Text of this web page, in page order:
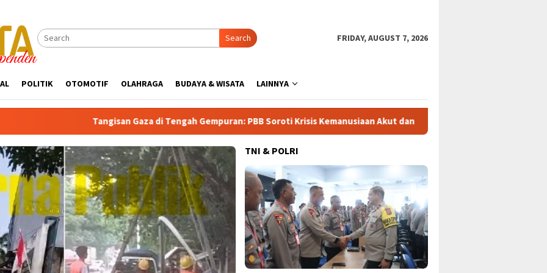
Search FRIDAY, AUGUST 7, 2026
POLITIK OTOMOTIF OLAHRAGA BUDAYA & WISATA LAINNYA
Tangisan Gaza di Tengah Gempuran: PBB Soroti Krisis Kemanusiaan Akut dan Kekerasan Israel
TNI & POLRI